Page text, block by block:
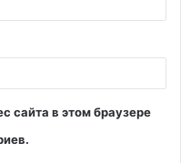
сайта в этом браузере